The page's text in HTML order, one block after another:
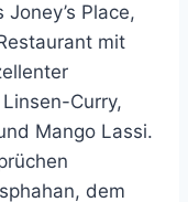
Place,
mit
Curry,
Mango Lassi.
dem